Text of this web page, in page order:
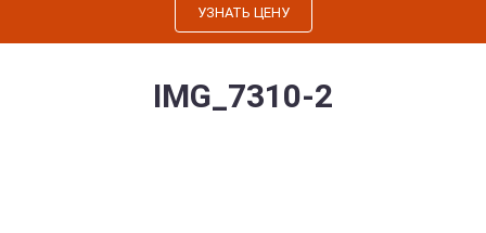
УЗНАТЬ ЦЕНУ
IMG_7310-2